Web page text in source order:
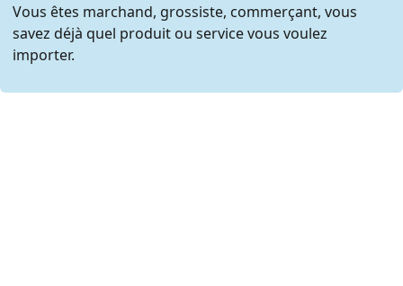
Vous êtes marchand, grossiste, commerçant, vous
savez déjà quel produit ou service vous voulez
importer.